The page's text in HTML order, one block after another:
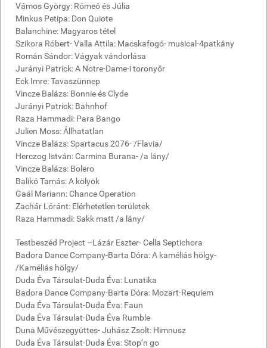
Vámos György: Rómeó és Júlia
Minkus Petipa: Don Quiote
Balanchine: Magyaros tétel
Szikora Róbert- Valla Attila: Macskafogó- musical-4patkány
Román Sándor: Vágyak vándorlása
Jurányi Patrick: A Notre-Dame-i toronyőr
Eck Imre: Tavaszünnep
Vincze Balázs: Bonnie és Clyde
Jurányi Patrick: Bahnhof
Raza Hammadi: Para Bango
Julien Moss: Állhatatlan
Vincze Balázs: Spartacus 2076- /Flavia/
Herczog István: Carmina Burana- /a lány/
Vincze Balázs: Bolero
Balikó Tamás: A kölyök
Gaál Mariann: Chance Operation
Zachár Lóránt: Elérhetetlen területek
Raza Hammadi: Sakk matt /a lány/
Testbeszéd Project –Lázár Eszter- Cella Septichora
Badora Dance Company-Barta Dóra: A kaméliás hölgy-
/Kaméliás hölgy/
Duda Éva Társulat-Duda Éva: Lunatika
Badora Dance Company-Barta Dóra: Mozart-Requiem
Duda Éva Társulat-Duda Éva: Faun
Duda Éva Társulat-Duda Éva Rumble
Duna Művészegyüttes- Juhász Zsolt: Himnusz
Duda Éva Társulat-Duda Éva: Stop’n go